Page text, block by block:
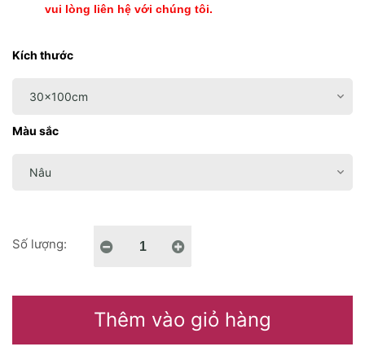
vui lòng liên hệ với chúng tôi.
Kích thước
Màu sắc
Số lượng:
Thêm vào giỏ hàng